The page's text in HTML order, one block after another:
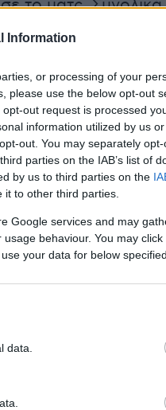
Information
or processing of your
please use the below opt-out
out request is processed
information utilized by us
out. You may separately
parties on the IAB’s list of
by us to third parties on the
to other third parties.
Google services and may
behaviour. You may
your data for below
data.
το ματς. Συνολικά
τη νίκη αλλά
Εδώ, τον ΠΑΟΚ στη
για το πως
λάθη στο
Όπως είπα και
πέναλτι (σ.σ.
βίντεο. Είχαμε και
που πρέπει να
οι αποφάσεις
και